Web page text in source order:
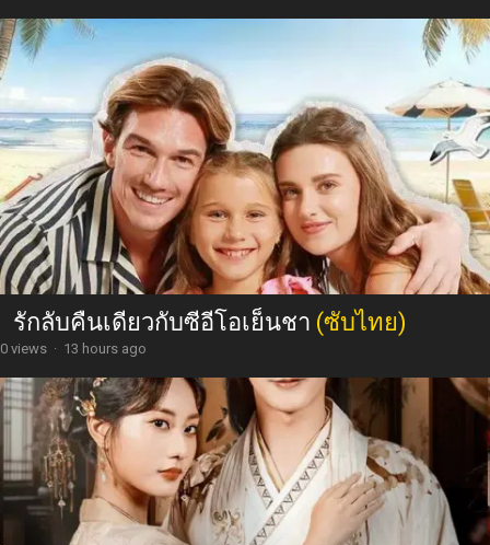
รักลับคืนเดียวกับซีอีโอเย็นชา (ซับไทย)
0 views · 13 hours ago